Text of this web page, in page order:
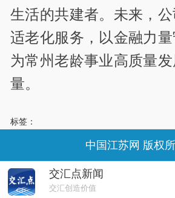
生活的共建者。未来，
适老化服务，以金融力量
为常州老龄事业高质量
量。
标签：
交汇点新闻
交汇创造价值
中国江苏网 版权